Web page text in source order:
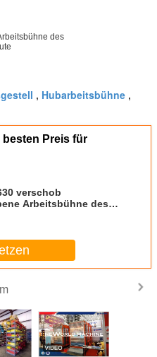
, Hubarbeitsbühne ,
besten Preis für
verschob
Arbeitsbühne des